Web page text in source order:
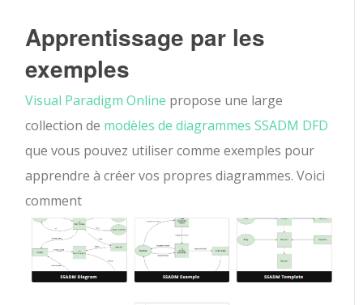
Apprentissage par les
exemples
Visual Paradigm Online propose une large
collection de modèles de diagrammes SSADM DFD
que vous pouvez utiliser comme exemples pour
apprendre à créer vos propres diagrammes. Voici
comment